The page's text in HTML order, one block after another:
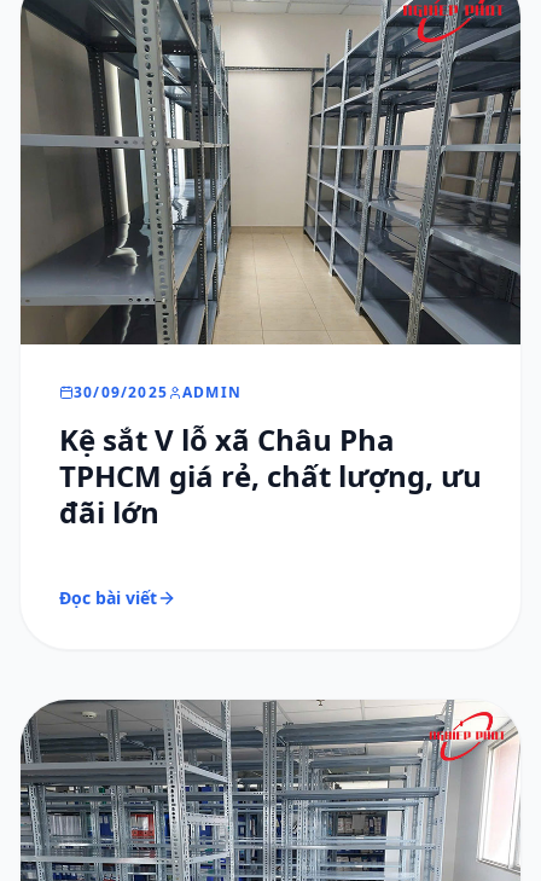
30/09/2025 ADMIN
Kệ sắt V lỗ xã Châu Pha
TPHCM giá rẻ, chất lượng, ưu
đãi lớn
Đọc bài viết